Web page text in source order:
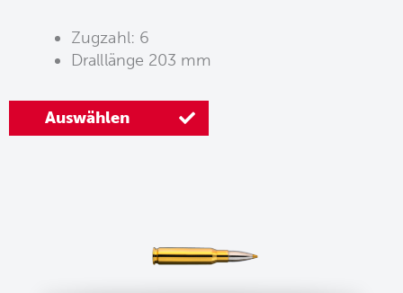
Zugzahl: 6
Dralllänge 203 mm
Auswählen